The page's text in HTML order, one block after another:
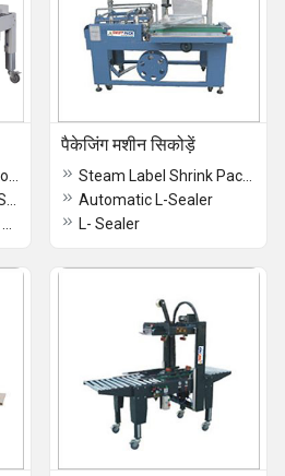
पैकेजिंग मशीन सिकोड़ें
Automatic L-Sealer
L- Sealer